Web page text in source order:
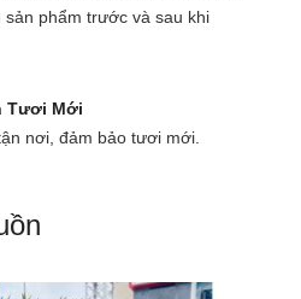
sản phẩm trước và sau khi
Tươi Mới
nơi, đảm bảo tươi mới.